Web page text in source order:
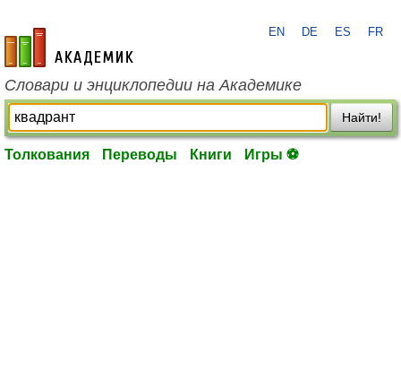
academic.ru
EN DE ES FR
Словари и энциклопедии на Академике
Найти!
Толкования Переводы Книги Игры ⚽